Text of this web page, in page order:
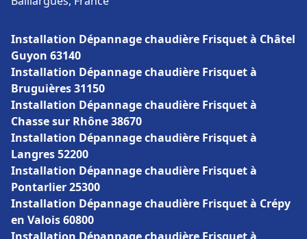
Installation Dépannage chaudière Frisquet à Châtel
Guyon 63140
Installation Dépannage chaudière Frisquet à
Bruguières 31150
Installation Dépannage chaudière Frisquet à
Chasse sur Rhône 38670
Installation Dépannage chaudière Frisquet à
Langres 52200
Installation Dépannage chaudière Frisquet à
Pontarlier 25300
Installation Dépannage chaudière Frisquet à Crépy
en Valois 60800